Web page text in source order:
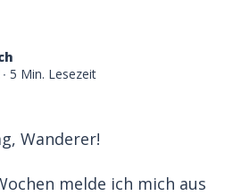
5 Min. Lesezeit
Wanderer!
melde ich mich aus